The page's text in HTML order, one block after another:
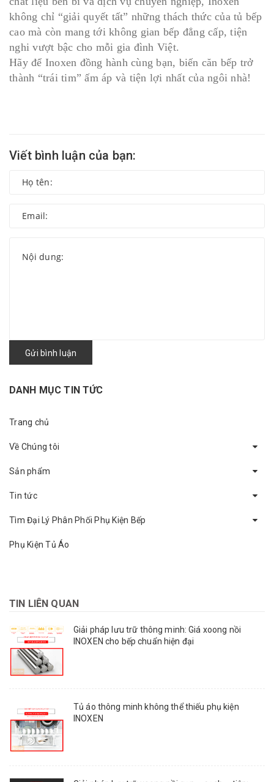
không chỉ “giải quyết tất” những thách thức của tủ bếp
cao mà còn mang tới không gian bếp đẳng cấp, tiện
nghi vượt bậc cho mỗi gia đình Việt.
Hãy để Inoxen đồng hành cùng bạn, biến căn bếp trở
thành “trái tim” ấm áp và tiện lợi nhất của ngôi nhà!
Viết bình luận của bạn:
Gửi bình luận
DANH MỤC TIN TỨC
Trang chủ
Về Chúng tôi
Sản phẩm
Tin tức
Tìm Đại Lý Phân Phối Phụ Kiện Bếp
Phụ Kiện Tủ Áo
TIN LIÊN QUAN
Giải pháp lưu trữ thông minh: Giá xoong nồi
INOXEN cho bếp chuẩn hiện đại
Tủ áo thông minh không thể thiếu phụ kiện
INOXEN